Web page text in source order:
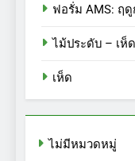
ฟอรั่ม AMS: ฤ
ไม้ประดับ – เห็
เห็ด
ไม่มีหมวดหมู่